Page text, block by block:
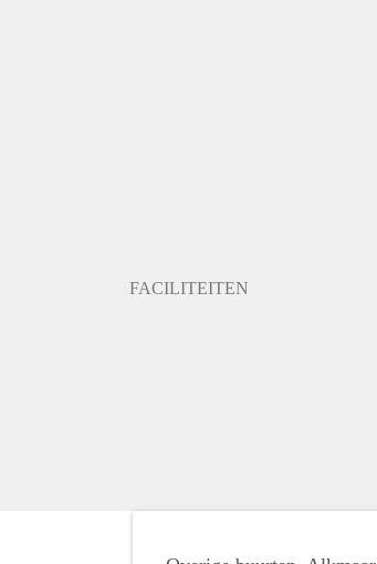
FACILITEITEN